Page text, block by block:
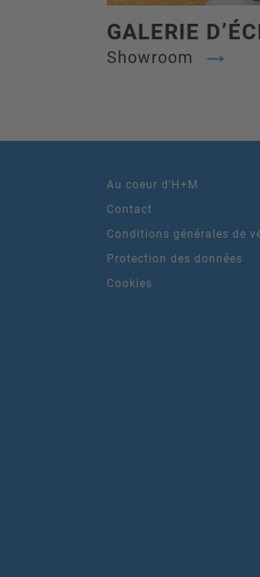
GALERIE
Showroom
Au coeur d’H+M
Contact
Conditions générales de
Protection des données
Cookies